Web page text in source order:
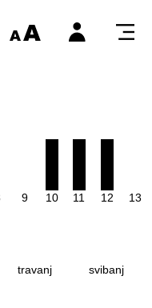
9 10 11 12 13
travanj svibanj